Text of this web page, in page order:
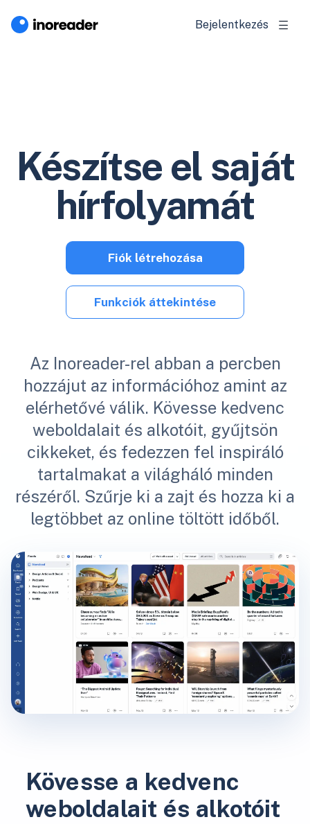
Bejelentkezés
Készítse el saját
hírfolyamát
Az Inoreader-rel abban a percben
hozzájut az információhoz amint az
elérhetővé válik. Kövesse kedvenc
weboldalait és alkotóit, gyűjtsön
cikkeket, és fedezzen fel inspiráló
tartalmakat a világháló minden
részéről. Szűrje ki a zajt és hozza ki a
legtöbbet az online töltött időből.
Fiók létrehozása
Funkciók áttekintése
Kövesse a kedvenc
weboldalait és alkotóit